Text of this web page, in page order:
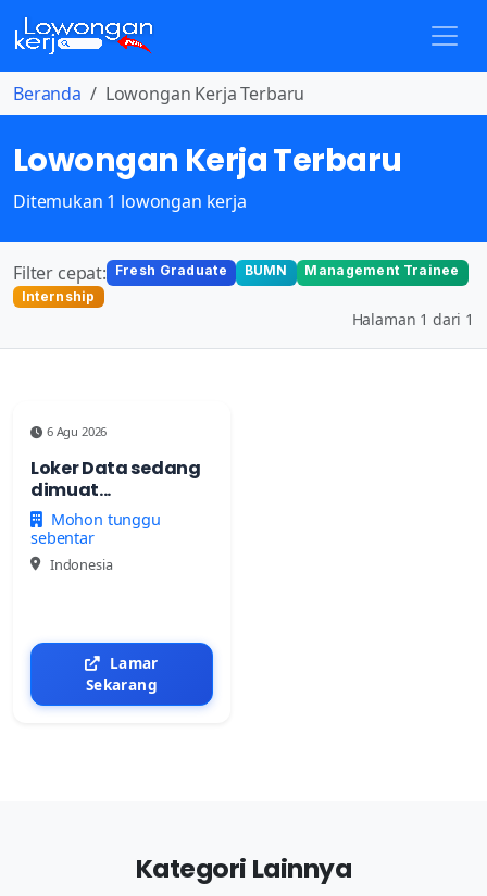
Beranda Lowongan Kerja Terbaru
Lowongan Kerja Terbaru
Ditemukan 1 lowongan kerja
Filter cepat: Fresh Graduate BUMN
Management Trainee
Internship
Halaman 1 dari 1
6 Agu 2026
Loker Data sedang
dimuat...
Mohon tunggu
sebentar
Indonesia
Lamar
Sekarang
Kategori Lainnya